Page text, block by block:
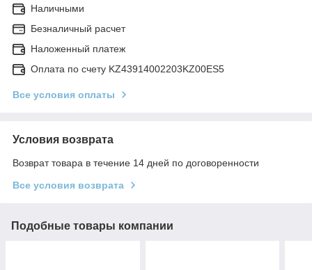
Наличными
Безналичный расчет
Наложенный платеж
Оплата по счету KZ43914002203KZ00ES5
Все условия оплаты
Условия возврата
Возврат товара в течение 14 дней по договоренности
Все условия возврата
Подобные товары компании